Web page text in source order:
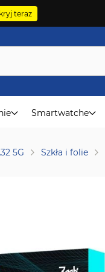
teraz
Smartwatche
5G Szkła i folie